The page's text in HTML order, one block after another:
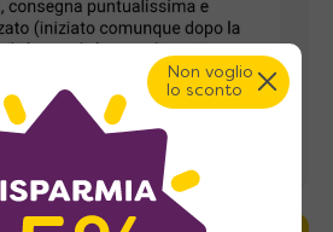
Non voglio
lo sconto